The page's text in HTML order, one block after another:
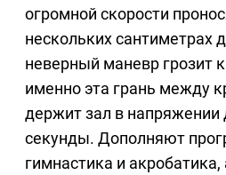
огромной скорости
нескольких сантиметрах
неверный маневр грозит
именно эта грань между
держит зал в напряжении
секунды. Дополняют
гимнастика и